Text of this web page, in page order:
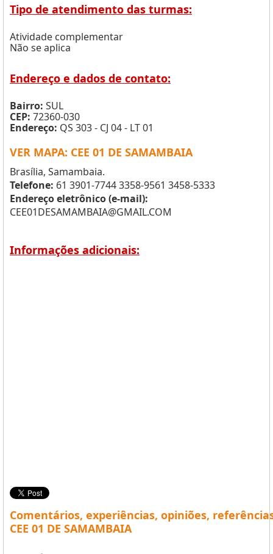
Tipo de atendimento das turmas:
Atividade complementar
Não se aplica
Endereço e dados de contato:
Bairro: SUL
CEP: 72360-030
Endereço: QS 303 - CJ 04 - LT 01
VER MAPA: CEE 01 DE SAMAMBAIA
Brasília, Samambaia.
Telefone: 61 3901-7744 3358-9561 3458-5333
Endereço eletrônico (e-mail):
CEE01DESAMAMBAIA@GMAIL.COM
Informações adicionais:
Comentários, experiências, opiniões,
CEE 01 DE SAMAMBAIA